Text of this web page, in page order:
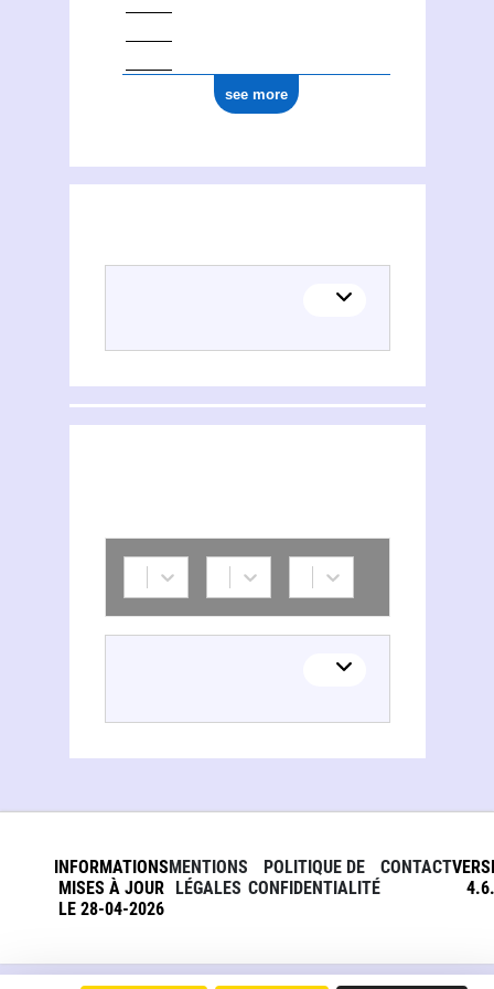
see more
INFORMATIONS
MISES À JOUR
LE 28-04-2026
MENTIONS
LÉGALES
POLITIQUE DE
CONFIDENTIALITÉ
CONTACT